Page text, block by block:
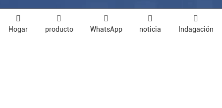
La dirección de la empresa:
Hogar producto WhatsApp noticia Indagación